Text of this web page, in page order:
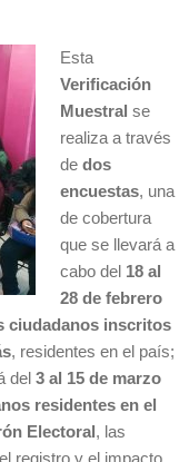
Esta
Verificación
Muestral se
realiza a través
de dos
encuestas, una
de cobertura
que se llevará a
cabo del 18 al
28 de febrero
ciudadanos inscritos
, residentes en el país;
del 3 al 15 de marzo
residentes en el
Electoral , las